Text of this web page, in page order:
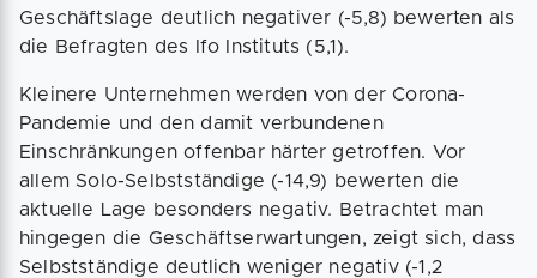
Geschäftslage deutlich negativer (-5,8) bewerten als
die Befragten des Ifo Instituts (5,1).
Kleinere Unternehmen werden von der Corona-
Pandemie und den damit verbundenen
Einschränkungen offenbar härter getroffen. Vor
allem Solo-Selbstständige (-14,9) bewerten die
aktuelle Lage besonders negativ. Betrachtet man
hingegen die Geschäftserwartungen, zeigt sich, dass
Selbstständige deutlich weniger negativ (-1,2